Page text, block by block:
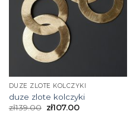
DUZE ZLOTE KOLCZYKI
duze zlote kolczyki
zł139.00 zł107.00